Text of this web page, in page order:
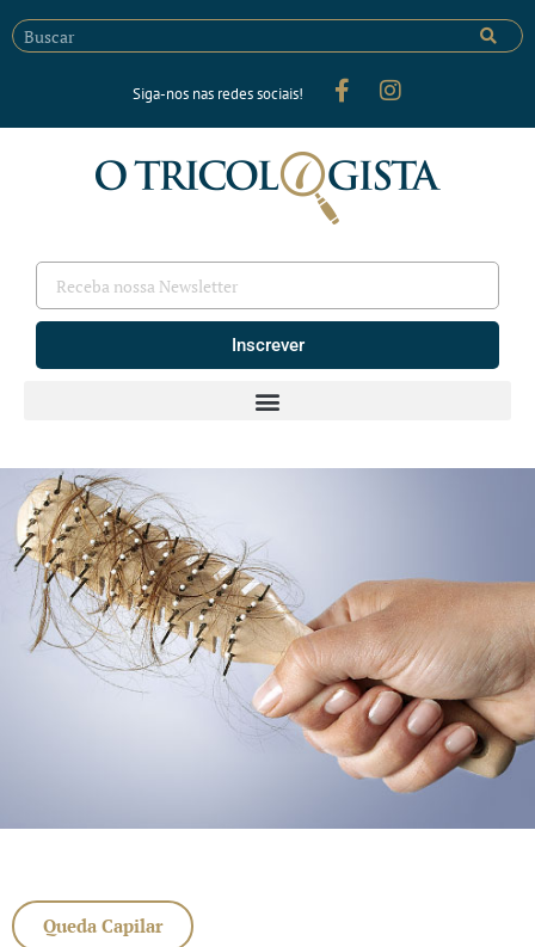
Siga-nos nas redes sociais!
Inscrever
Queda Capilar